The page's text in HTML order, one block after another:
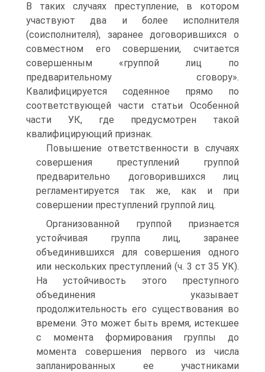
В таких случаях преступление, в котором
участвуют два и более исполнителя
(соисполнителя), заранее договорившихся о
совместном его совершении, считается
совершенным «группой лиц по
предварительному сговору».
Квалифицируется содеянное прямо по
соответствующей части статьи Особенной
части УК, где предусмотрен такой
квалифицирующий признак.
Повышение ответственности в случаях
совершения преступлений группой
предварительно договорившихся лиц
регламентируется так же, как и при
совершении преступлений группой лиц.
Организованной группой признается
устойчивая группа лиц, заранее
объединившихся для совершения одного
или нескольких преступлений (ч. 3 ст 35 УК).
На устойчивость этого преступного
объединения указывает
продолжительность его существования во
времени. Это может быть время, истекшее
с момента формирования группы до
момента совершения первого из числа
запланированных ее участниками